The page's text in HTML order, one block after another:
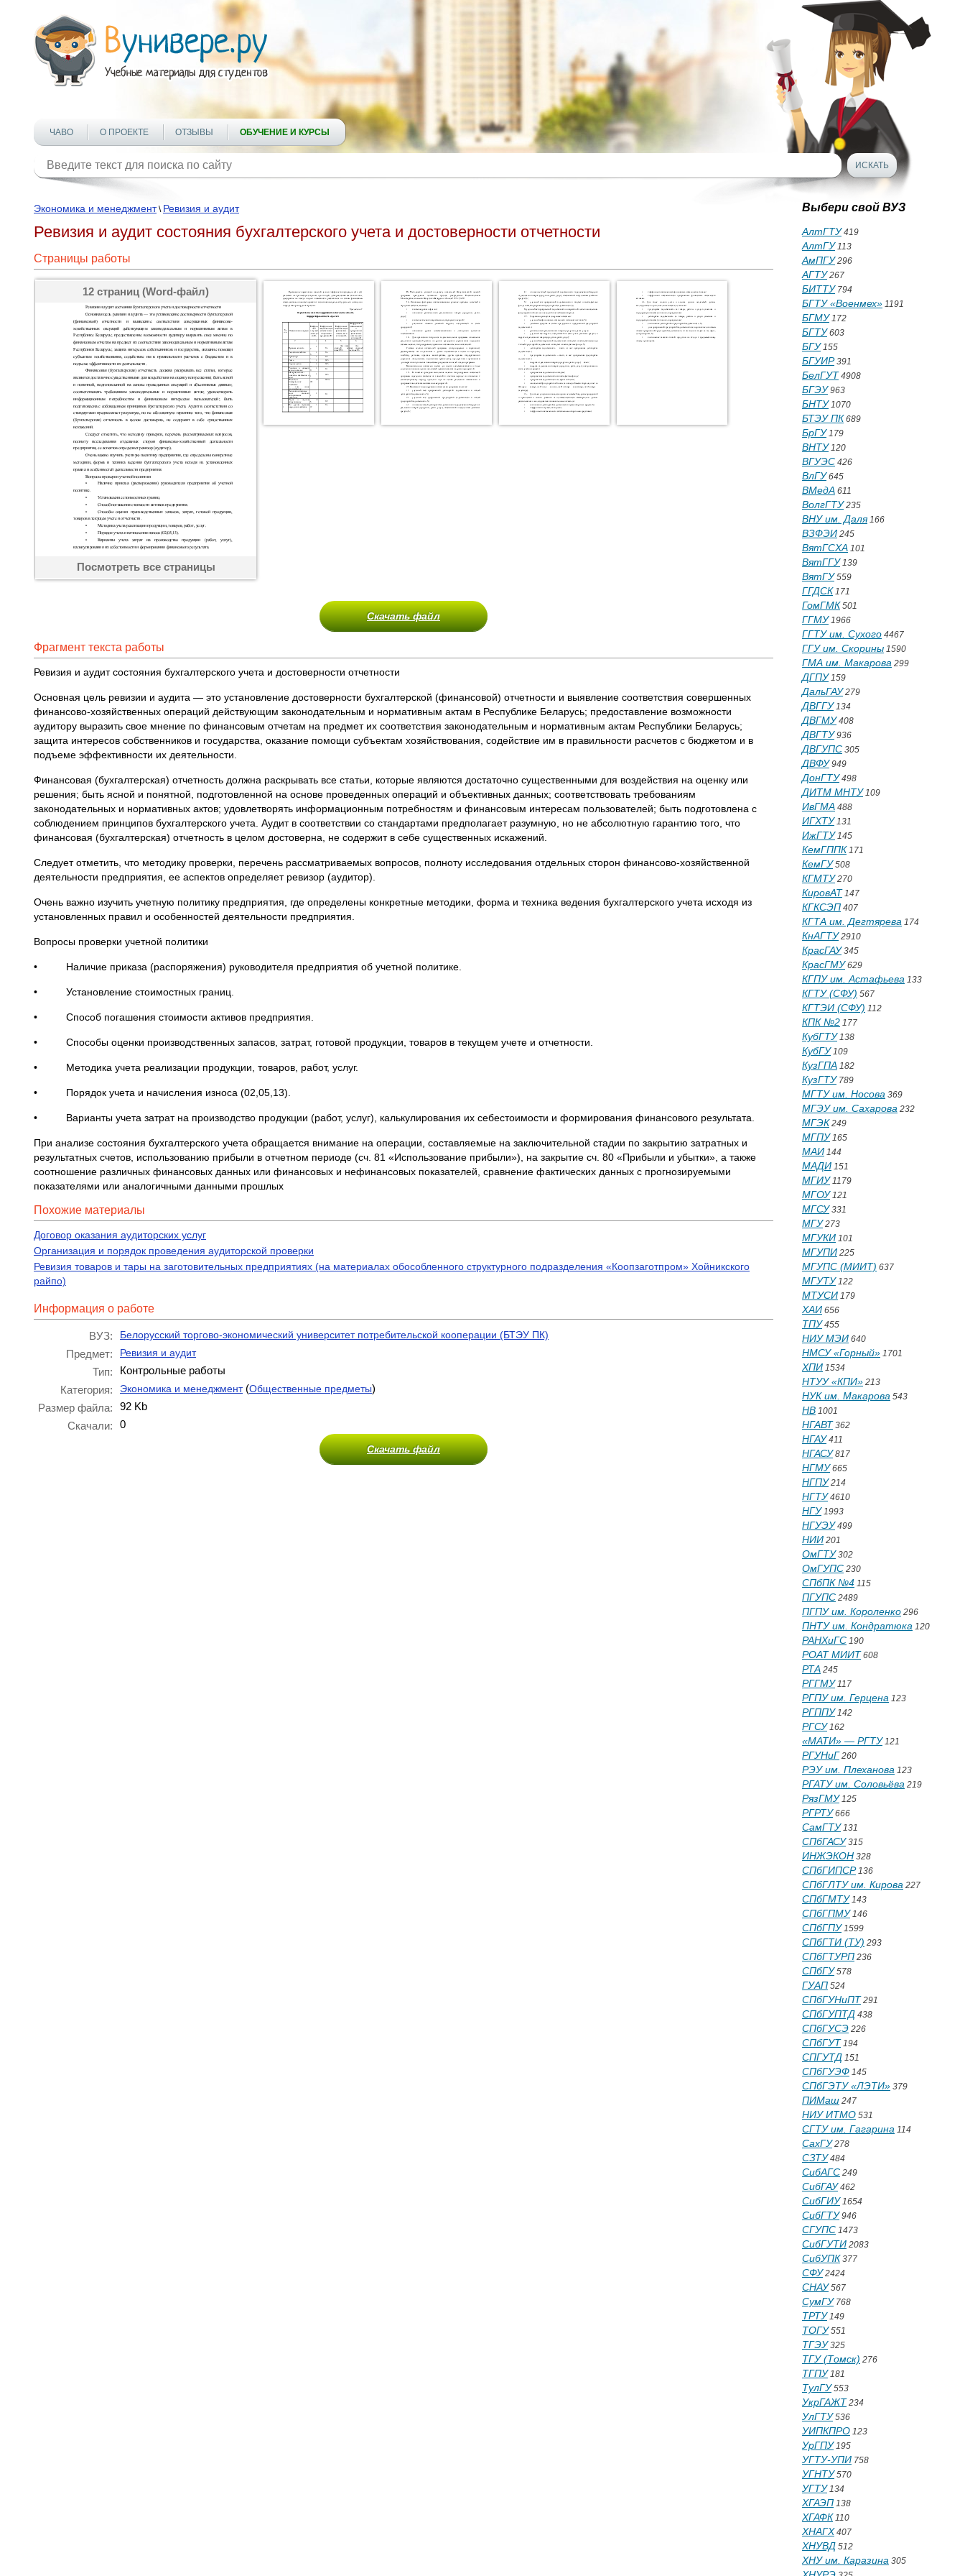
ЧАВО О ПРОЕКТЕ ОТЗЫВЫ ОБУЧЕНИЕ И КУРСЫ
Экономика и менеджмент\ Ревизия и аудит
Ревизия и аудит состояния бухгалтерского учета и достоверности отчетности
Страницы работы
12 страниц (Word-файл)
Посмотреть все страницы
Скачать файл
Фрагмент текста работы
Ревизия и аудит состояния бухгалтерского учета и достоверности отчетности
Основная цель ревизии и аудита — это установление достоверности бухгалтерской (финансовой) отчетности и выявление соответствия совершенных
финансово-хозяйственных операций действующим законодательным и нормативным актам в Республике Беларусь; предоставление возможности
аудитору выразить свое мнение по финансовым отчетам на предмет их соответствия законодательным и нормативным актам Республики Беларусь;
защита интересов собственников и государства, оказание помощи субъектам хозяйствования, содействие им в правильности расчетов с бюджетом и в
подъеме эффективности их деятельности.
Финансовая (бухгалтерская) отчетность должна раскрывать все статьи, которые являются достаточно существенными для воздействия на оценку или
решения; быть ясной и понятной, подготовленной на основе проведенных операций и объективных данных; соответствовать требованиям
законодательных и нормативных актов; удовлетворять информационным потребностям и финансовым интересам пользователей; быть подготовлена с
соблюдением принципов бухгалтерского учета. Аудит в соответствии со стандартами предполагает разумную, но не абсолютную гарантию того, что
финансовая (бухгалтерская) отчетность в целом достоверна, не содержит в себе существенных искажений.
Следует отметить, что методику проверки, перечень рассматриваемых вопросов, полноту исследования отдельных сторон финансово-хозяйственной
деятельности предприятия, ее аспектов определяет ревизор (аудитор).
Очень важно изучить учетную политику предприятия, где определены конкретные методики, форма и техника ведения бухгалтерского учета исходя из
установленных правил и особенностей деятельности предприятия.
Вопросы проверки учетной политики
• Наличие приказа (распоряжения) руководителя предприятия об учетной политике.
• Установление стоимостных границ.
• Способ погашения стоимости активов предприятия.
• Способы оценки производственных запасов, затрат, готовой продукции, товаров в текущем учете и отчетности.
• Методика учета реализации продукции, товаров, работ, услуг.
• Порядок учета и начисления износа (02,05,13).
• Варианты учета затрат на производство продукции (работ, услуг), калькулирования их себестоимости и формирования финансового результата.
При анализе состояния бухгалтерского учета обращается внимание на операции, составляемые на заключительной стадии по закрытию затратных и
результатных счетов, использованию прибыли в отчетном периоде (сч. 81 «Использование прибыли»), на закрытие сч. 80 «Прибыли и убытки», а также
соотношение различных финансовых данных или финансовых и нефинансовых показателей, сравнение фактических данных с прогнозируемыми
показателями или аналогичными данными прошлых
Похожие материалы
Договор оказания аудиторских услуг
Организация и порядок проведения аудиторской проверки
Ревизия товаров и тары на заготовительных предприятиях (на материалах обособленного структурного подразделения «Коопзаготпром» Хойникского
райпо)
Информация о работе
ВУЗ: Белорусский торгово-экономический университет потребительской кооперации (БТЭУ ПК)
Предмет: Ревизия и аудит
Тип:
Контрольные работы
Категория:
Экономика и менеджмент(Общественные предметы)
Размер файла:
92 Kb
Скачали:
0
Скачать файл
Выбери свой ВУЗ
АлтГТУ419
АлтГУ113
АмПГУ296
АГТУ267
БИТТУ794
БГТУ «Военмех» 1191
БГМУ172
БГТУ603
БГУ155
БГУИР391
БелГУТ 4908
БГЭУ963
БНТУ1070
БТЭУ ПК 689
БрГУ179
ВНТУ120
ВГУЭС 426
ВлГУ645
ВМедА 611
ВолгГТУ235
ВНУ им. Даля166
ВЗФЭИ 245
ВятГСХА 101
ВятГГУ139
ВятГУ559
ГГДСК 171
ГомГМК 501
ГГМУ1966
ГГТУ им. Сухого 4467
ГГУ им. Скорины 1590
ГМА им. Макарова 299
ДГПУ159
ДальГАУ279
ДВГГУ134
ДВГМУ408
ДВГТУ936
ДВГУПС 305
ДВФУ949
ДонГТУ498
ДИТМ МНТУ109
ИвГМА 488
ИГХТУ131
ИжГТУ145
КемГППК 171
КемГУ508
КГМТУ270
КировАТ 147
КГКСЭП 407
КГТА им. Дегтярева 174
КнАГТУ2910
КрасГАУ345
КрасГМУ629
КГПУ им. Астафьева 133
КГТУ (СФУ) 567
КГТЭИ (СФУ) 112
КПК №2 177
КубГТУ138
КубГУ109
КузГПА 182
КузГТУ789
МГТУ им. Носова 369
МГЭУ им. Сахарова 232
МГЭК 249
МГПУ165
МАИ 144
МАДИ 151
МГИУ1179
МГОУ121
МГСУ331
МГУ273
МГУКИ 101
МГУПИ 225
МГУПС (МИИТ) 637
МГУТУ122
МТУСИ 179
ХАИ 656
ТПУ455
НИУ МЭИ 640
НМСУ «Горный» 1701
ХПИ 1534
НТУУ «КПИ» 213
НУК им. Макарова 543
НВ 1001
НГАВТ 362
НГАУ411
НГАСУ817
НГМУ665
НГПУ214
НГТУ4610
НГУ1993
НГУЭУ499
НИИ 201
ОмГТУ302
ОмГУПС 230
СПбПК №4 115
ПГУПС 2489
ПГПУ им. Короленко 296
ПНТУ им. Кондратюка 120
РАНХиГС 190
РОАТ МИИТ 608
РТА 245
РГГМУ117
РГПУ им. Герцена 123
РГППУ142
РГСУ162
«МАТИ» — РГТУ121
РГУНиГ 260
РЭУ им. Плеханова 123
РГАТУ им. Соловьёва 219
РязГМУ125
РГРТУ666
СамГТУ131
СПбГАСУ315
ИНЖЭКОН 328
СПбГИПСР136
СПбГЛТУ им. Кирова 227
СПбГМТУ143
СПбГПМУ146
СПбГПУ1599
СПбГТИ (ТУ) 293
СПбГТУРП 236
СПбГУ578
ГУАП 524
СПбГУНиПТ 291
СПбГУПТД 438
СПбГУСЭ 226
СПбГУТ 194
СПГУТД 151
СПбГУЭФ 145
СПбГЭТУ «ЛЭТИ» 379
ПИМаш 247
НИУ ИТМО 531
СГТУ им. Гагарина 114
СахГУ278
СЗТУ484
СибАГС 249
СибГАУ462
СибГИУ1654
СибГТУ946
СГУПС 1473
СибГУТИ 2083
СибУПК 377
СФУ2424
СНАУ567
СумГУ768
ТРТУ149
ТОГУ551
ТГЭУ325
ТГУ (Томск) 276
ТГПУ181
ТулГУ553
УкрГАЖТ 234
УлГТУ536
УИПКПРО 123
УрГПУ195
УГТУ-УПИ 758
УГНТУ570
УГТУ134
ХГАЭП 138
ХГАФК 110
ХНАГХ 407
ХНУВД 512
ХНУ им. Каразина 305